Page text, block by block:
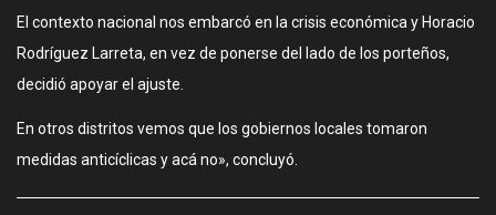
El contexto nacional nos embarcó en la crisis económica y Horacio
Rodríguez Larreta, en vez de ponerse del lado de los porteños,
decidió apoyar el ajuste.
En otros distritos vemos que los gobiernos locales tomaron
medidas anticíclicas y acá no», concluyó.